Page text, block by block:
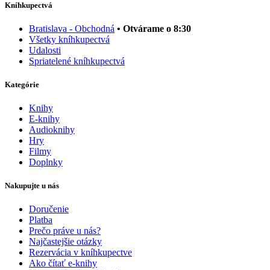
Kníhkupectvá
Bratislava - Obchodná • Otvárame o 8:30
Všetky kníhkupectvá
Udalosti
Spriatelené kníhkupectvá
Kategórie
Knihy
E-knihy
Audioknihy
Hry
Filmy
Doplnky
Nakupujte u nás
Doručenie
Platba
Prečo práve u nás?
Najčastejšie otázky
Rezervácia v kníhkupectve
Ako čítať e-knihy